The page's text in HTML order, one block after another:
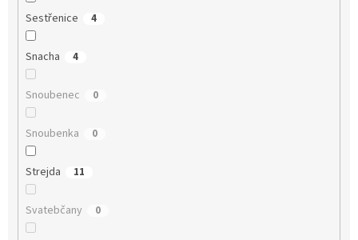
Sestřenice 4
Snacha 4
Snoubenec 0
Snoubenka 0
Strejda 11
Svatebčany 0